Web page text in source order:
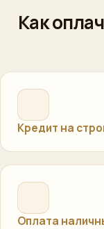
Как
Кредит на
Оплата